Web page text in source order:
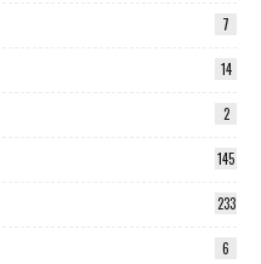
7
14
2
145
233
6